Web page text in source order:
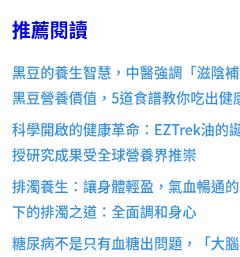
推薦閱讀
黑豆的養生智慧，中醫強調「滋陰
黑豆營養價值，5道食譜教你吃出健
科學開啟的健康革命：EZTrek油的
授研究成果受全球營養界推崇
排濁養生：讓身體輕盈，氣血暢通
下的排濁之道：全面調和身心
糖尿病不是只有血糖出問題，「大